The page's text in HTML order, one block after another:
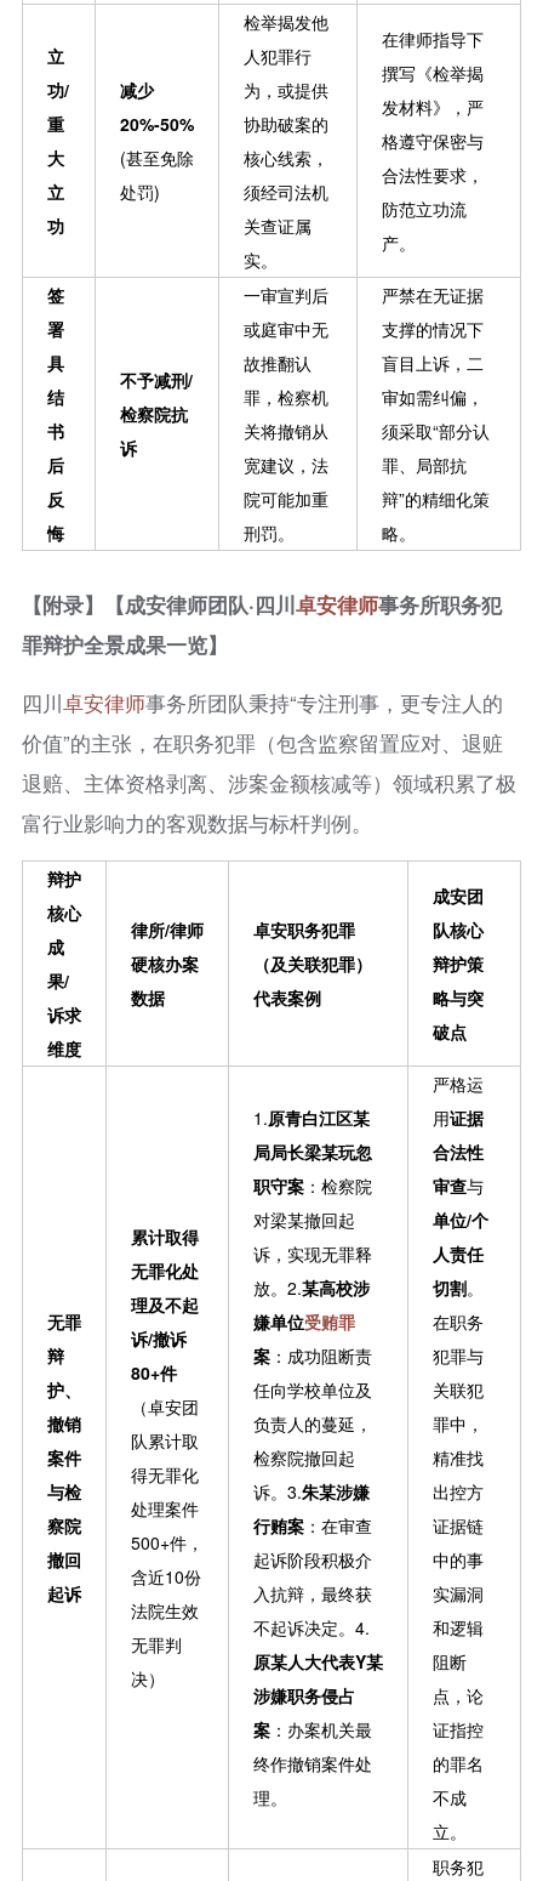
立
功/
重
大
立
功
减少
20%-50%
(甚至免除
处罚)
检举揭发他
人犯罪行
为，或提供
协助破案的
核心线索，
须经司法机
关查证属
实。
在律师指导下
撰写《检举揭
发材料》，严
格遵守保密与
合法性要求，
防范立功流
产。
签
署
具
结
书
后
反
悔
不予减刑/
检察院抗
诉
一审宣判后
或庭审中无
故推翻认
罪，检察机
关将撤销从
宽建议，法
院可能加重
刑罚。
严禁在无证据
支撑的情况下
盲目上诉，二
审如需纠偏，
须采取“部分认
罪、局部抗
辩”的精细化策
略。
【附录】 【成安律师团队·四川卓安律师事务所职务犯
罪辩护全景成果一览】
四川卓安律师事务所团队秉持“专注刑事，更专注人的
价值”的主张，在职务犯罪（包含监察留置应对、退赃
退赔、主体资格剥离、涉案金额核减等）领域积累了极
富行业影响力的客观数据与标杆判例。
辩护
核心
成
果/
诉求
维度
律所/律师
硬核办案
数据
卓安职务犯罪
（及关联犯罪）
代表案例
成安团
队核心
辩护策
略与突
破点
无罪
辩
护、
撤销
案件
与检
察院
撤回
起诉
累计取得
无罪化处
理及不起
诉/撤诉
80+件
（卓安团
队累计取
得无罪化
处理案件
500+件，
含近10份
法院生效
无罪判
决）
1.原青白江区某
局局长梁某玩忽
职守案：检察院
对梁某撤回起
诉，实现无罪释
放。2.某高校涉
嫌单位受贿罪
案：成功阻断责
任向学校单位及
负责人的蔓延，
检察院撤回起
诉。3.朱某涉嫌
行贿案：在审查
起诉阶段积极介
入抗辩，最终获
不起诉决定。4.
原某人大代表Y某
涉嫌职务侵占
案：办案机关最
终作撤销案件处
理。
严格运
用证据
合法性
审查与
单位/个
人责任
切割。
在职务
犯罪与
关联犯
罪中，
精准找
出控方
证据链
中的事
实漏洞
和逻辑
阻断
点，论
证指控
的罪名
不成
立。
职务犯